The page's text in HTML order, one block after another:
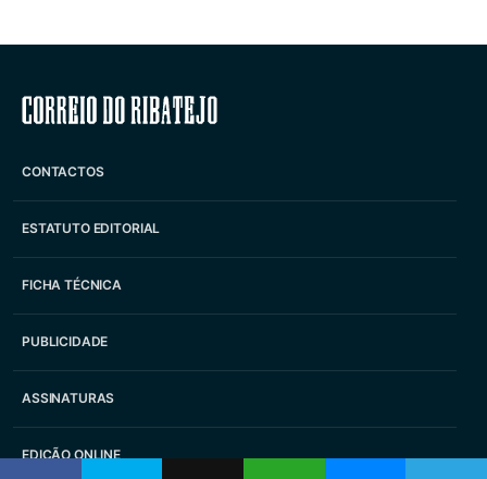
Correio do Ribatejo
CONTACTOS
ESTATUTO EDITORIAL
FICHA TÉCNICA
PUBLICIDADE
ASSINATURAS
EDIÇÃO ONLINE